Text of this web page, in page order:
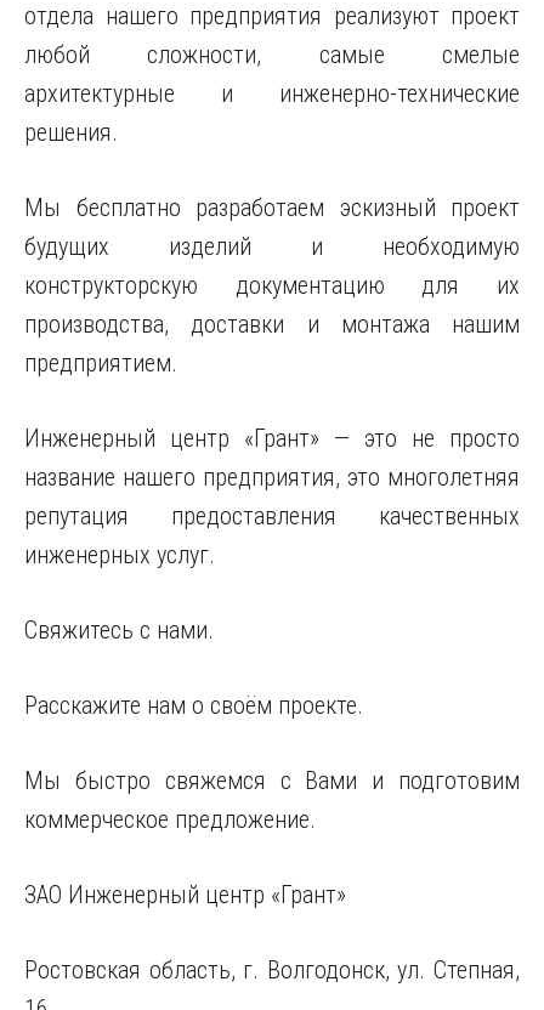
отдела нашего предприятия реализуют проект
любой сложности, самые смелые
архитектурные и инженерно-технические
решения.
Мы бесплатно разработаем эскизный проект
будущих изделий и необходимую
конструкторскую документацию для их
производства, доставки и монтажа нашим
предприятием.
Инженерный центр «Грант» — это не просто
название нашего предприятия, это многолетняя
репутация предоставления качественных
инженерных услуг.
Свяжитесь с нами.
Расскажите нам о своём проекте.
Мы быстро свяжемся с Вами и подготовим
коммерческое предложение.
ЗАО Инженерный центр «Грант»
Ростовская область, г. Волгодонск, ул. Степная,